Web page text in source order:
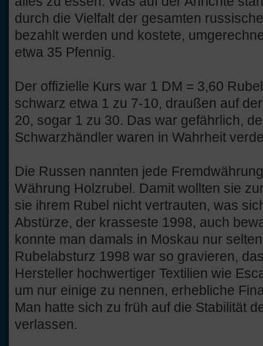
durch die Vielfalt der gesamten
bezahlt werden und kostete,
etwa 35 Pfennig.
Der offizielle Kurs war 1 DM = 3,60
schwarz etwa 1 zu 7-10, draußen auf
20, sogar 1 zu 30. Das war gefährlich,
Schwarzhändler waren in Wahrheit
Die Russen nannten jede
Währung Holzrubel. Damit wollten sie
sie ihrem Rubel nicht vertrauten, was
Abstürze, der krasseste 1998, auch
konnte man damals in Moskau nur
Rubelabsturz 1998 war so gravieren,
Hersteller hochwertiger Textilien wie
um nur einige zu nennen, erhebliche
Man hatte sich zu früh auf die Stabilität
verlassen.